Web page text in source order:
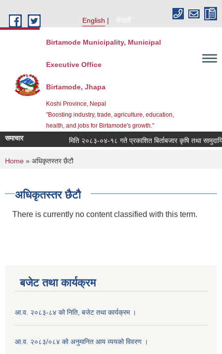
English
नेपाली
Birtamode Municipality, Municipal
Executive Office
Birtamode, Jhapa
Koshi Province, Nepal
"Boosting industry, trade, agriculture, education,
health, and jobs for Birtamode's growth."
समाचार मिति २०८३-०४-१८ गते प्रकाशित बिर्ताबजार कृषि तथा
You are here
Home » अधिकृतस्तर छैटौ
अधिकृतस्तर छैटौ
There is currently no content classified with this term.
बजेट तथा कार्यक्रम
आ.व. २०८३-८४ को निति, बजेट तथा कार्यक्रम ।
आ.व. २०८३/०८४ को अनुमानित आय व्ययको विवरण ।